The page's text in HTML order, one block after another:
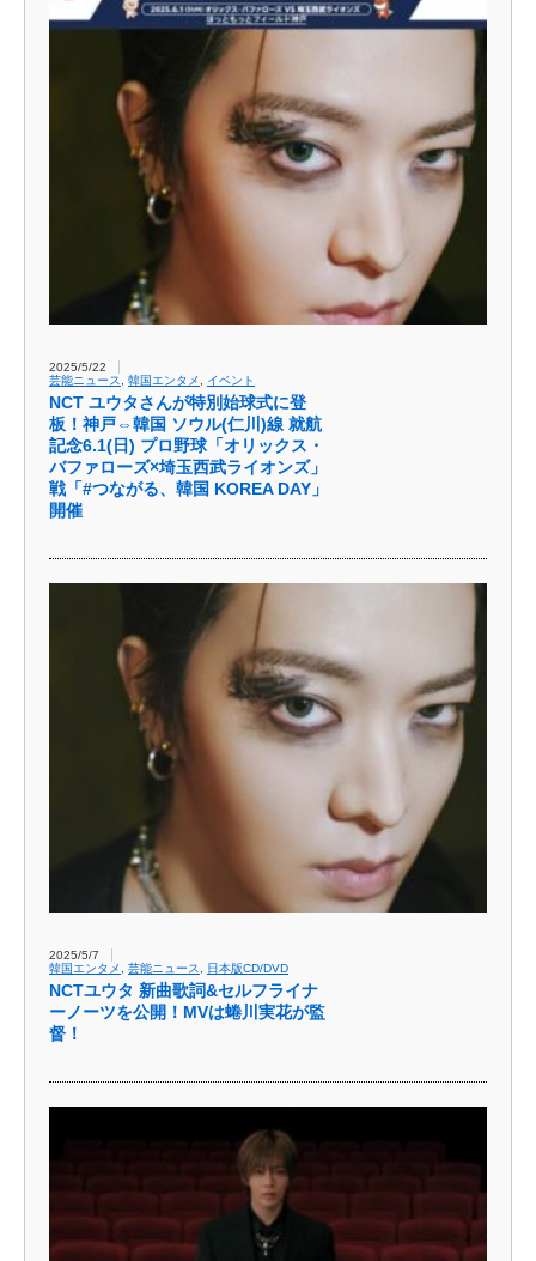
2025/5/22
芸能ニュース
韓国エンタメ イベント
NCT ユウタさんが特別始球式に登
板！神戸⇔韓国 ソウル(仁川)線 就航
記念6.1(日) プロ野球「オリックス・
バファローズ×埼玉西武ライオンズ」
戦「#つながる、韓国 KOREA DAY」
開催
2025/5/7
韓国エンタメ
芸能ニュース 日本版CD/DVD
NCTユウタ 新曲歌詞&セルフライナ
ーノーツを公開！MVは蜷川実花が監
督！